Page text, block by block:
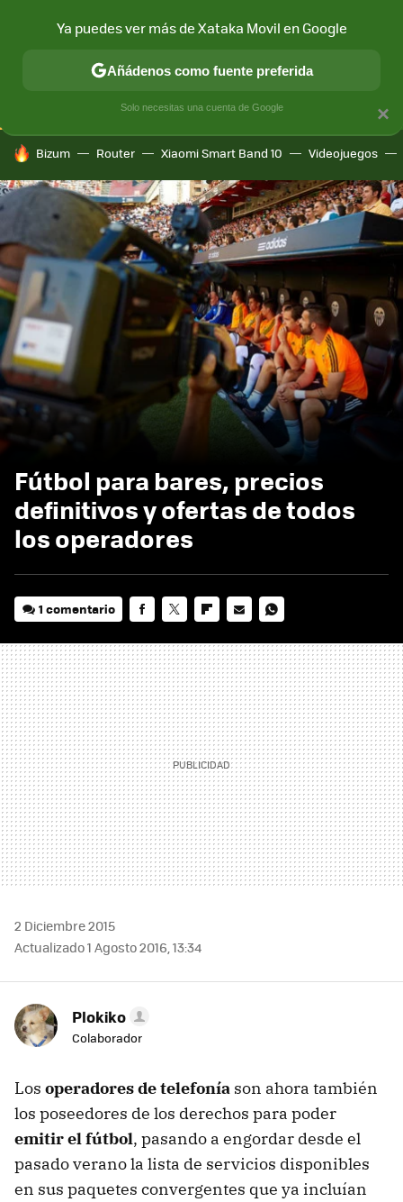
CONECTIVIDAD MÓVIL Y SOCIEDAD APLICACIONES
HOY SE HABLA DE
Bizum Router Xiaomi Smart Band 10 Videojuegos
Fútbol para bares, precios
definitivos y ofertas de todos
los operadores
1 comentario
MAIL
2 Diciembre 2015
Actualizado 1 Agosto 2016, 13:34
Plokiko
Colaborador
Los operadores de telefonía son ahora también
los poseedores de los derechos para poder
emitir el fútbol, pasando a engordar desde el
pasado verano la lista de servicios disponibles
en sus paquetes convergentes que ya incluían
×
Ya puedes ver más de Xataka Movil en Google
Añádenos como fuente preferida
Solo necesitas una cuenta de Google